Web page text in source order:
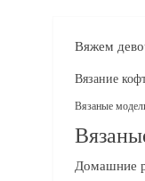
Вяжем
Вязание
Вязаные
Домашние